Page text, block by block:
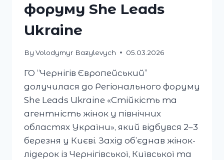
форуму She Leads
Ukraine
By Volodymyr Bazylevych 05.03.2026
ГО “Чернігів Європейський”
долучилася до Регіонального форуму
She Leads Ukraine «Стійкість та
агентність жінок у північних
областях України», який відбувся 2–3
березня у Києві. Захід об’єднав жінок-
лідерок із Чернігівської, Київської та